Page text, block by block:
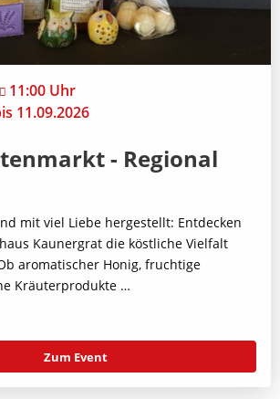
11:00 Uhr
11.09.2026
- Regional
mit viel Liebe hergestellt: Entdecken
Kaunergrat die köstliche Vielfalt
aromatischer Honig, fruchtige
Kräuterprodukte …
Zum Event